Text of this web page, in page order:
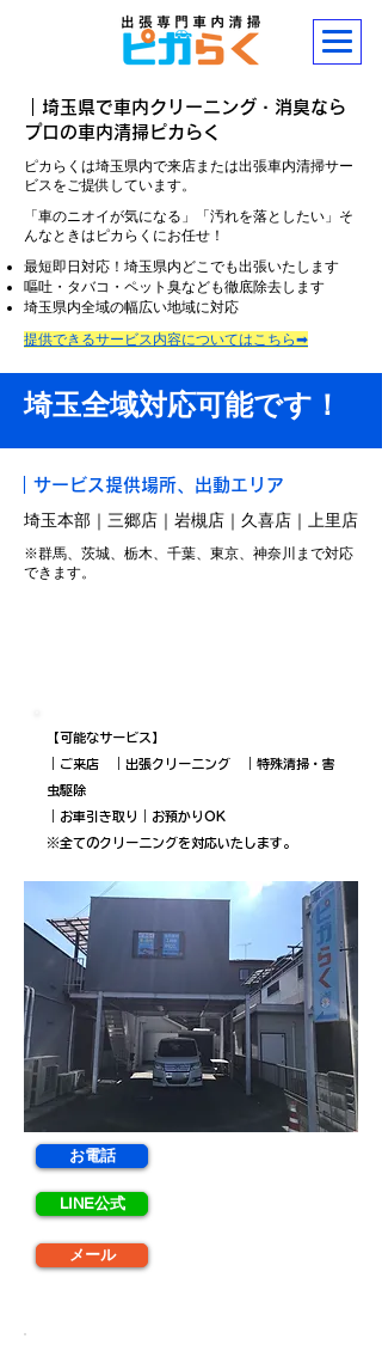
｜埼玉県で車内クリーニング・消臭なら
プロの車内清掃ピカらく
ピカらくは埼玉県内で来店または出張車内清掃サー
ビスをご提供しています。
「車のニオイが気になる」「汚れを落としたい」そ
んなときはピカらくにお任せ！
最短即日対応！埼玉県内どこでも出張いたします
嘔吐・タバコ・ペット臭なども徹底除去します
埼玉県内全域の幅広い地域に対応
​提供できるサービス内容についてはこちら➡
埼玉全域対応可能です！
｜サービス提供場所、出動エリア
​埼玉本部｜三郷店｜岩槻店｜久喜店｜上里店
※群馬、茨城、栃木、千葉、東京、神奈川まで対応
できます。
【可能なサービス】
｜ご来店 ｜出張クリーニング ｜特殊清掃・害
虫駆除
​｜お車引き取り｜お預かりOK
​※全てのクリーニングを対応いたします。
お電話
LINE公式
メール